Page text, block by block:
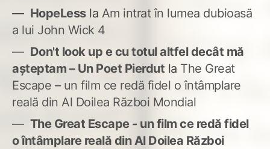
HopeLessla Am intrat în lumea dubioasă
a lui John Wick 4
Don't look up e cu totul altfel decât mă
așteptam – Un Poet Pierdut la The Great
Escape – un film ce redă fidel o întâmplare
reală din Al Doilea Război Mondial
The Great Escape - un film ce redă fidel
o întâmplare reală din Al Doilea Război